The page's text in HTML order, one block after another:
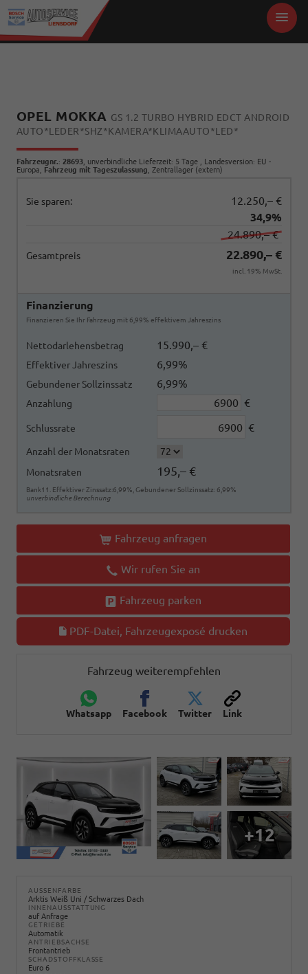
OPEL MOKKA GS 1.2 TURBO HYBRID EDCT ANDROID
AUTO*LEDER*SHZ*KAMERA*KLIMAAUTO*LED*
Fahrzeugnr.: 28693 , unverbindliche Lieferzeit: 5 Tage , Landesversion: EU -
Europa, Fahrzeug mit Tageszulassung , Zentrallager (extern)
Sie sparen:
12.250,– €
34,9%
24.890,– €
Gesamtpreis 22.890,– €
incl. 19% MwSt.
Finanzierung
Finanzieren Sie Ihr Fahrzeug mit 6,99% effektivem Jahreszins
Nettodarlehensbetrag 15.990,– €
Effektiver Jahreszins 6,99%
Gebundener Sollzinssatz 6,99%
Anzahlung €
Schlussrate €
Anzahl der Monatsraten
Monatsraten
195,– €
Bank11. Effektiver Zinssatz:6,99%, Gebundener Sollzinssatz: 6,99%
unverbindliche Berechnung
Fahrzeug anfragen
Wir rufen Sie an
Fahrzeug parken
PDF-Datei, Fahrzeugexposé drucken
Fahrzeug weiterempfehlen
Whatsapp Facebook Twitter Link
+12
AUSSENFARBE
Arktis Weiß Uni / Schwarzes Dach
INNENAUSSTATTUNG
auf Anfrage
GETRIEBE
Automatik
ANTRIEBSACHSE
Frontantrieb
SCHADSTOFFKLASSE
Euro 6